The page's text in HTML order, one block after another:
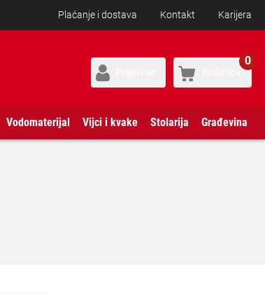
Plaćanje i dostava Kontakt Karijera
0
Vodomaterijal Vijci i kvake Stolarija Građevina